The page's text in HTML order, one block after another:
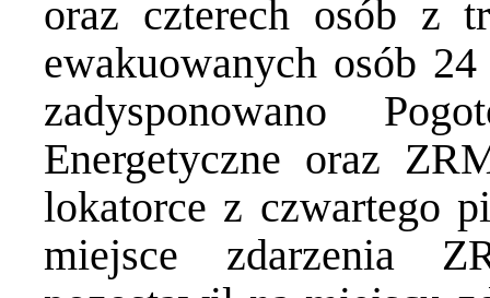
oraz czterech osób z
ewakuowanych osób
zadysponowano
Energetyczne oraz
lokatorce z czwartego
miejsce zdarzenia